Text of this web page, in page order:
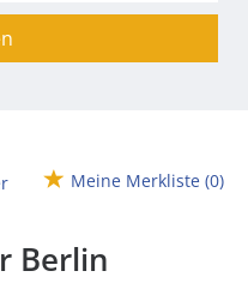
Meine Merkliste (0)
Berlin